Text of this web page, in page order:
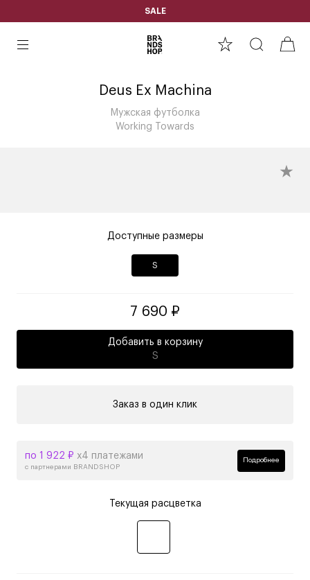
SALE
Deus Ex Machina
Мужская футболка
Working Towards
Доступные размеры
S
7 690 ₽
Добавить в корзину
S
Заказ в один клик
по 1 922 ₽ х4 платежами
с партнерами BRANDSHOP
Подробнее
Текущая расцветка